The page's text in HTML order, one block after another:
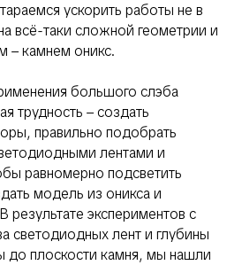
ускорить работы не в
всё-таки сложной геометрии и
– камнем оникс.
большого слэба
трудность – создать
правильно подобрать
лентами и
равномерно подсветить
модель из оникса и
результате экспериментов с
светодиодных лент и глубины
до плоскости камня, мы нашли